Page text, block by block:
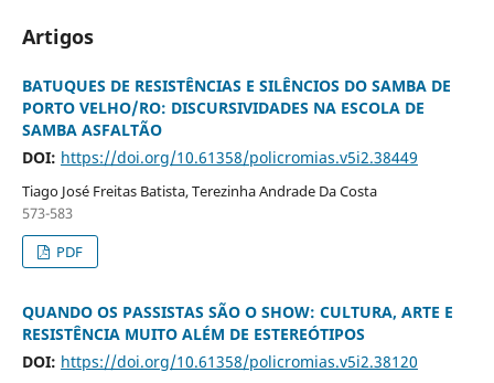
Artigos
BATUQUES DE RESISTÊNCIAS E SILÊNCIOS DO SAMBA DE
PORTO VELHO/RO: DISCURSIVIDADES NA ESCOLA DE
SAMBA ASFALTÃO
DOI: https://doi.org/10.61358/policromias.v5i2.38449
Tiago José Freitas Batista, Terezinha Andrade Da Costa
573-583
PDF
QUANDO OS PASSISTAS SÃO O SHOW: CULTURA, ARTE E
RESISTÊNCIA MUITO ALÉM DE ESTEREÓTIPOS
DOI: https://doi.org/10.61358/policromias.v5i2.38120